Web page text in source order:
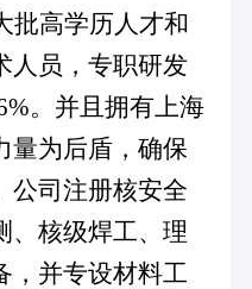
批高学历人才和
人员，专职研发
。并且拥有上海
量为后盾，确保
公司注册核安全
、核级焊工、理
，并专设材料工